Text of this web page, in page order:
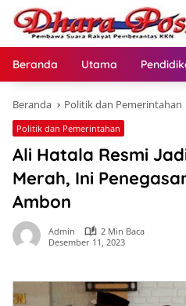
Langsung
konten
Beranda Utama
Beranda Politik dan Pemerintahan
Politik dan Pemerintahan
Ali Hatala Resmi
Merah, Ini
Ambon
Admin
2 Min Baca
Desember 11, 2023